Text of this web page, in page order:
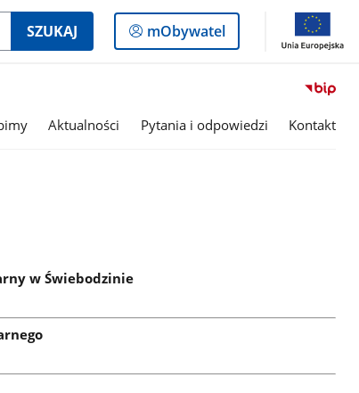
SZUKAJ
Logowanie
do
mObywatel
Aktualności Pytania i odpowiedzi Kontakt
w Świebodzinie